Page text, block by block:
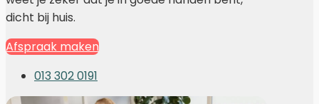
dicht bij huis.
Afspraak maken
013 302 0191